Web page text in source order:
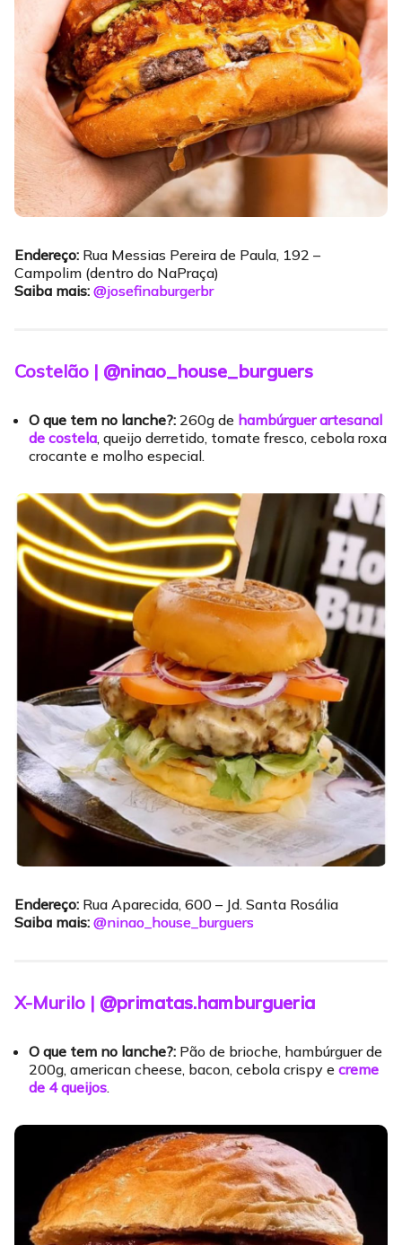
Endereço: Rua Messias Pereira de Paula, 192 –
Campolim (dentro do NaPraça)
Saiba mais: @josefinaburgerbr
Costelão | @ninao_house_burguers
O que tem no lanche?: 260g de hambúrguer artesanal
de costela, queijo derretido, tomate fresco, cebola roxa
crocante e molho especial.
Endereço: Rua Aparecida, 600 – Jd. Santa Rosália
Saiba mais: @ninao_house_burguers
X-Murilo | @primatas.hamburgueria
O que tem no lanche?: Pão de brioche, hambúrguer de
200g, american cheese, bacon, cebola crispy e creme
de 4 queijos.